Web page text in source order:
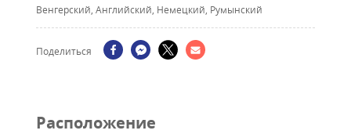
Венгерский, Английский, Немецкий, Румынский
Поделиться
Pасположение